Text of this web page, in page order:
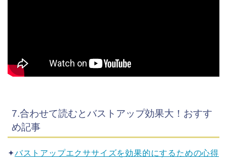
7.合わせて読むとバストアップ効果大！おすす
め記事
✦バストアップエクササイズを効果的にするための心得